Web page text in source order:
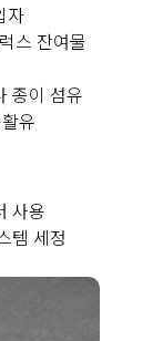
자
스 잔여물
종이 섬유
유
사용
템 세정